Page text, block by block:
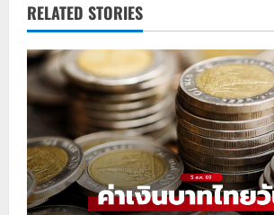
v
i
g
a
t
RELATED STORIES